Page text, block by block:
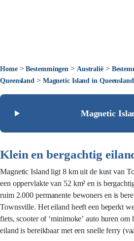
Home>Bestemmingen > Australië>
Queensland > Magnetic Island in Queensland
Magnetic
Klein en bergachtig
Magnetic Island ligt 8 km uit de kust van
een oppervlakte van 52 km² en is
ruim 2.000 permanente bewoners en is
Townsville. Het eiland heeft een beperkt
fiets, scooter of ‘minimoke’ auto huren om
eiland is bereikbaar met een snelle ferry